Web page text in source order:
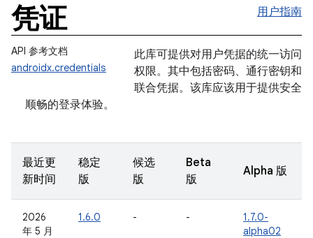
凭证 用户指南
API 参考文档
androidx.credentials
此库可提供对用户凭据的统一访问
权限。其中包括密码、通行密钥和
联合凭据。该库应该用于提供安全
顺畅的登录体验。
最近更
新时间
稳定
版
候选
版
Beta
版
Alpha 版
2026
年 5 月
1.6.0 - -
1.7.0-
alpha02